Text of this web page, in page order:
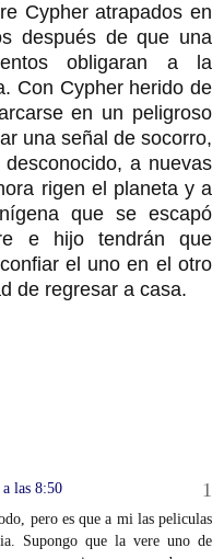
Cypher atrapados en
después de que una
obligaran a la
Con Cypher herido de
en un peligroso
una señal de socorro,
a nuevas
rigen el planeta y a
que se escapó
e hijo tendrán que
el uno en el otro
de regresar a casa.
las 8:50
pero es que a mi las peliculas
Supongo que la vere uno de